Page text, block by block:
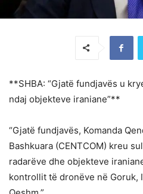
**SHBA: “Gjatë fundjavës u
ndaj objekteve iraniane”**
“Gjatë fundjavës, Komanda
Bashkuara (CENTCOM) kreu
radarëve dhe objekteve
kontrollit të dronëve në Goruk,